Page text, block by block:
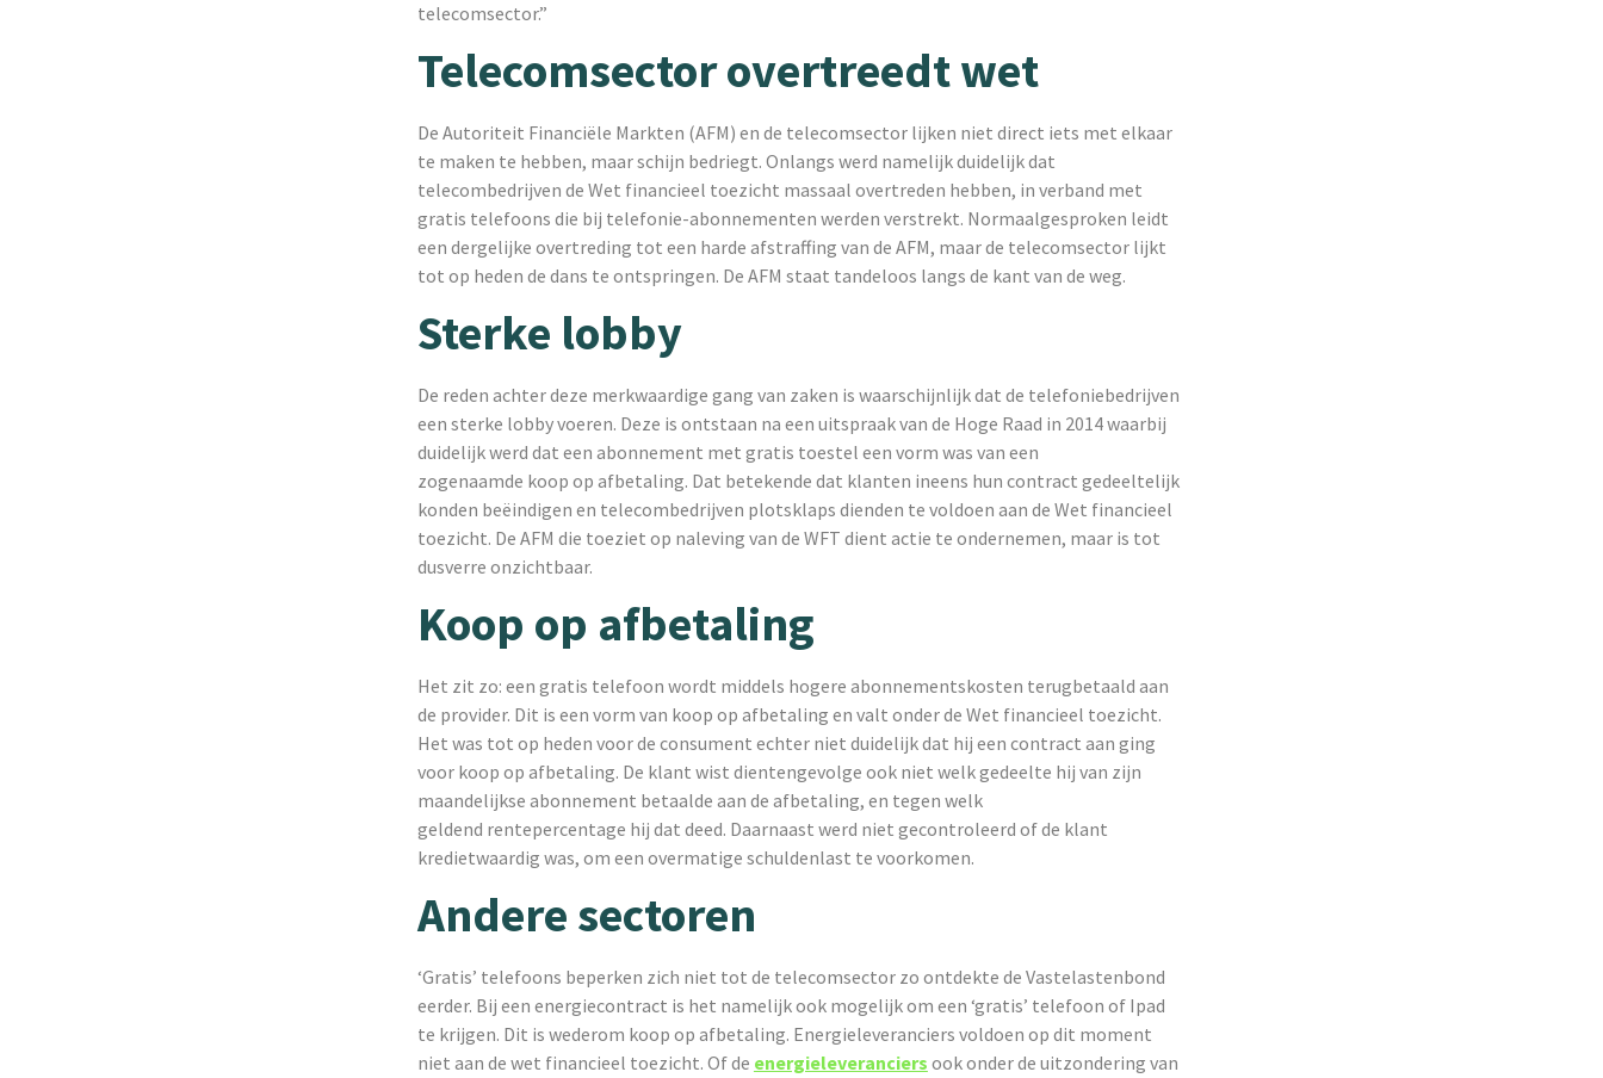
telecomsector.”
Telecomsector overtreedt wet
De Autoriteit Financiële Markten (AFM) en de telecomsector lijken niet direct iets met elkaar
te maken te hebben, maar schijn bedriegt. Onlangs werd namelijk duidelijk dat
telecombedrijven de Wet financieel toezicht massaal overtreden hebben, in verband met
gratis telefoons die bij telefonie-abonnementen werden verstrekt. Normaalgesproken leidt
een dergelijke overtreding tot een harde afstraffing van de AFM, maar de telecomsector lijkt
tot op heden de dans te ontspringen. De AFM staat tandeloos langs de kant van de weg.
Sterke lobby
De reden achter deze merkwaardige gang van zaken is waarschijnlijk dat de telefoniebedrijven
een sterke lobby voeren. Deze is ontstaan na een uitspraak van de Hoge Raad in 2014 waarbij
duidelijk werd dat een abonnement met gratis toestel een vorm was van een
zogenaamde koop op afbetaling. Dat betekende dat klanten ineens hun contract gedeeltelijk
konden beëindigen en telecombedrijven plotsklaps dienden te voldoen aan de Wet financieel
toezicht. De AFM die toeziet op naleving van de WFT dient actie te ondernemen, maar is tot
dusverre onzichtbaar.
Koop op afbetaling
Het zit zo: een gratis telefoon wordt middels hogere abonnementskosten terugbetaald aan
de provider. Dit is een vorm van koop op afbetaling en valt onder de Wet financieel toezicht.
Het was tot op heden voor de consument echter niet duidelijk dat hij een contract aan ging
voor koop op afbetaling. De klant wist dientengevolge ook niet welk gedeelte hij van zijn
maandelijkse abonnement betaalde aan de afbetaling, en tegen welk
geldend rentepercentage hij dat deed. Daarnaast werd niet gecontroleerd of de klant
kredietwaardig was, om een overmatige schuldenlast te voorkomen.
Andere sectoren
‘Gratis’ telefoons beperken zich niet tot de telecomsector zo ontdekte de Vastelastenbond
eerder. Bij een energiecontract is het namelijk ook mogelijk om een ‘gratis’ telefoon of Ipad
te krijgen. Dit is wederom koop op afbetaling. Energieleveranciers voldoen op dit moment
niet aan de wet financieel toezicht. Of de energieleveranciers ook onder de uitzondering van